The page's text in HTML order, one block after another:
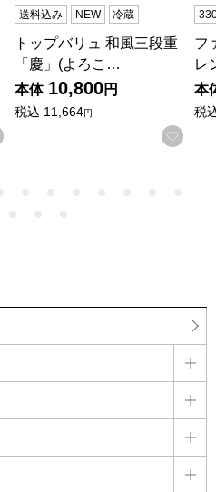
お気に入りに登録する
送料込み NEW 冷蔵
トップバリュ 和風三段重
「慶」(よろこ…
本体 10,800円
税込 11,664円
お気
フ
レ
本
税
詳
詳
詳
詳